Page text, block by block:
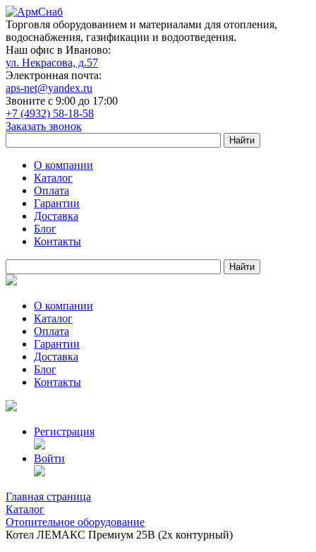
Торговля оборудованием и материалами для отопления,
водоснабжения, газификации и водоотведения.
Наш офис в Иваново:
ул. Некрасова, д.57
Электронная почта:
aps-net@yandex.ru
Звоните с 9:00 до 17:00
+7 (4932) 58-18-58
Заказать звонок
О компании
Каталог
Оплата
Гарантии
Доставка
Блог
Контакты
О компании
Каталог
Оплата
Гарантии
Доставка
Блог
Контакты
Регистрация
Войти
Главная страница
Каталог
Отопительное оборудование
Котел ЛЕМАКС Премиум 25В (2х контурный)